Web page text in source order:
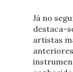
Já no
destaca-
artistas